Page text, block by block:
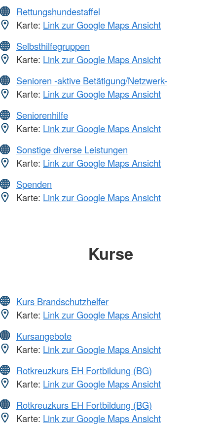
Rettungshundestaffel
Karte: Link zur Google Maps Ansicht
Selbsthilfegruppen
Karte: Link zur Google Maps Ansicht
Senioren -aktive Betätigung/Netzwerk-
Karte: Link zur Google Maps Ansicht
Seniorenhilfe
Karte: Link zur Google Maps Ansicht
Sonstige diverse Leistungen
Karte: Link zur Google Maps Ansicht
Spenden
Karte: Link zur Google Maps Ansicht
Kurse
Kurs Brandschutzhelfer
Karte: Link zur Google Maps Ansicht
Kursangebote
Karte: Link zur Google Maps Ansicht
Rotkreuzkurs EH Fortbildung (BG)
Karte: Link zur Google Maps Ansicht
Rotkreuzkurs EH Fortbildung (BG)
Karte: Link zur Google Maps Ansicht